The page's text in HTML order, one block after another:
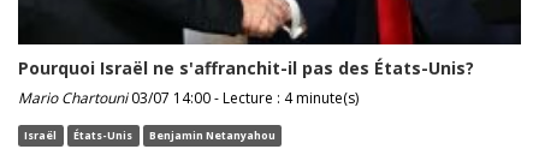
Pourquoi Israël ne s'affranchit-il pas des États-Unis?
Mario Chartouni03/07 14:00 - Lecture : 4 minute(s)
Israël États-Unis Benjamin Netanyahou